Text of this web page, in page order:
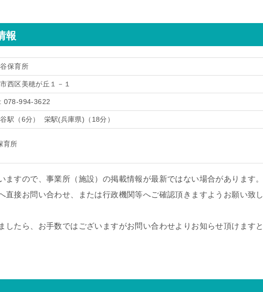
報
保育所
西区美穂が丘１－１
078-994-3622
駅（6分） 栄駅(兵庫県)（18分）
育所
すので、事業所（施設）の掲載情報が最新ではない場合があります。
直接お問い合わせ、または行政機関等へご確認頂きますようお願い致し
したら、お手数ではございますがお問い合わせよりお知らせ頂けますと